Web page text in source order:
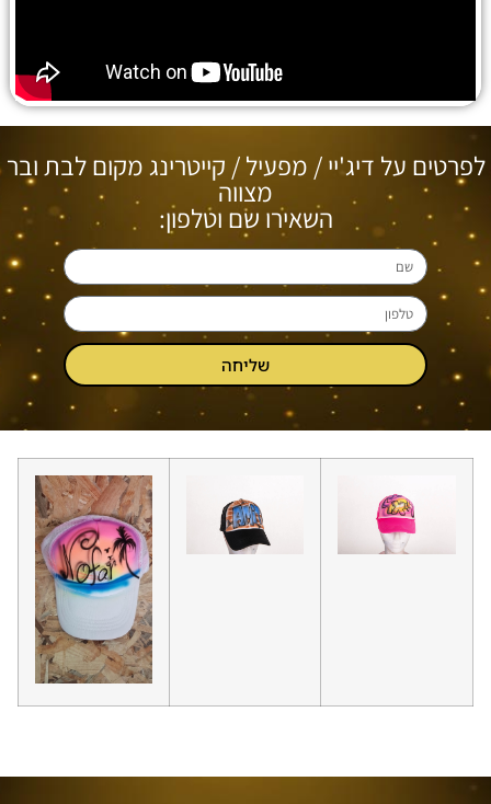
לפרטים על דיג'יי / מפעיל / קייטרינג מקום לבת ובר
מצווה
השאירו שם וטלפון:
שליחה